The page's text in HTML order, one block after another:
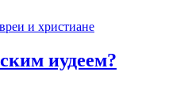
и христиане
иудеем?